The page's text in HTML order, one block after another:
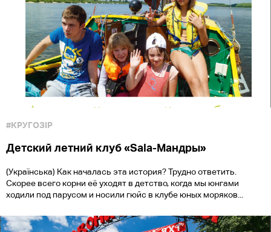
#КРУГОЗІР
Детский летний клуб «Sala-Мандры»
(Українська) Как началась эта история? Трудно ответить.
Скорее всего корни её уходят в детство, когда мы юнгами
ходили под парусом и носили гюйс в клубе юных моряков...